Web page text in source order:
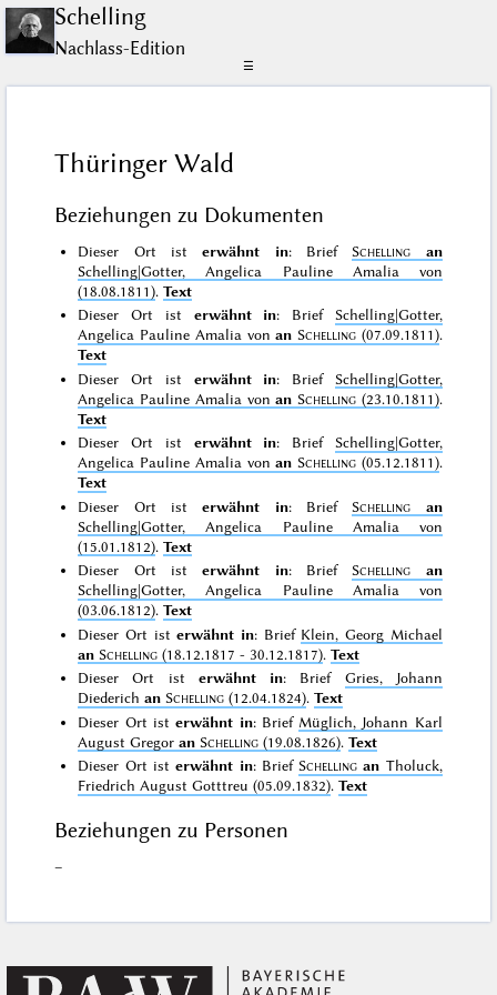
Schelling
Nachlass-Edition
☰
Thüringer Wald
Beziehungen zu Dokumenten
Dieser Ort isterwähnt in: Brief Schelling
an
Schelling|Gotter, Angelica Pauline Amalia von
(18.08.1811).Text
Dieser Ort ist erwähnt in: Brief Schelling|Gotter,
Angelica Pauline Amalia vonan Schelling (07.09.1811).
Text
Dieser Ort ist erwähnt in: Brief Schelling|Gotter,
Angelica Pauline Amalia vonan Schelling (23.10.1811).
Text
Dieser Ort ist erwähnt in: Brief Schelling|Gotter,
Angelica Pauline Amalia vonan Schelling (05.12.1811).
Text
Dieser Ort isterwähnt in: Brief Schelling
an
Schelling|Gotter, Angelica Pauline Amalia von
(15.01.1812).Text
Dieser Ort isterwähnt in: BriefSchelling
an
Schelling|Gotter, Angelica Pauline Amalia von
(03.06.1812).Text
Dieser Ort isterwähnt in: Brief Klein, Georg Michael
an Schelling (18.12.1817 - 30.12.1817).Text
Dieser Ort ist erwähnt in: Brief Gries, Johann
Diederichan Schelling (12.04.1824).Text
Dieser Ort isterwähnt in: Brief Müglich, Johann Karl
August Gregoran Schelling (19.08.1826).Text
Dieser Ort isterwähnt in: BriefSchelling an Tholuck,
Friedrich August Gotttreu (05.09.1832).Text
Beziehungen zu Personen
–